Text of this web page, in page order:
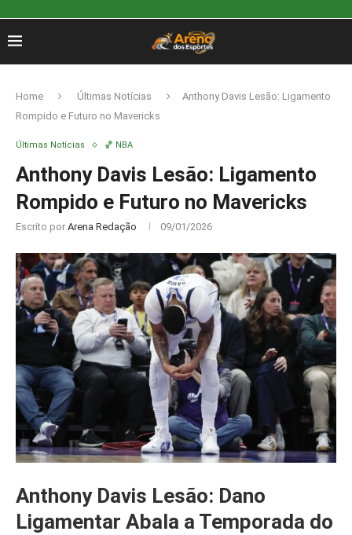
Home Últimas Notícias
Anthony Davis Lesão: Ligamento
Rompido e Futuro no Mavericks
Últimas Notícias 🏀 NBA
Anthony Davis Lesão: Ligamento
Rompido e Futuro no Mavericks
Escrito por Arena Redação 09/01/2026
Anthony Davis Lesão: Dano
Ligamentar Abala a Temporada do